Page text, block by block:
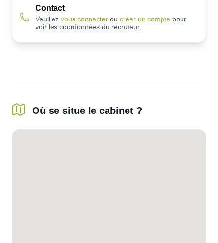
Contact
Veuillez vous connecter ou créer un compte pour
voir les coordonnées du recruteur.
Où se situe le cabinet ?